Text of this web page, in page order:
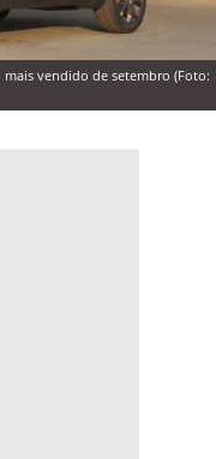
mais vendido de setembro (Foto: